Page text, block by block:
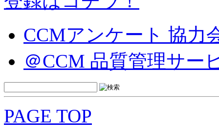
CCMアンケート 協力
＠CCM 品質管理サー
PAGE TOP